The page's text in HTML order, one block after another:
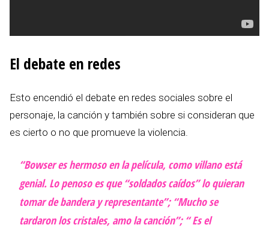
El debate en redes
Esto encendió el debate en redes sociales sobre el
personaje, la canción y también sobre si consideran que
es cierto o no que promueve la violencia.
“Bowser es hermoso en la película, como villano está
genial. Lo penoso es que “soldados caídos” lo quieran
tomar de bandera y representante”; “Mucho se
tardaron los cristales, amo la canción”; “ Es el